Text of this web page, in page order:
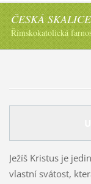
ČESKÁ SKALICE
Římskokatolická
Ježíš Kristus je
vlastní svátost,